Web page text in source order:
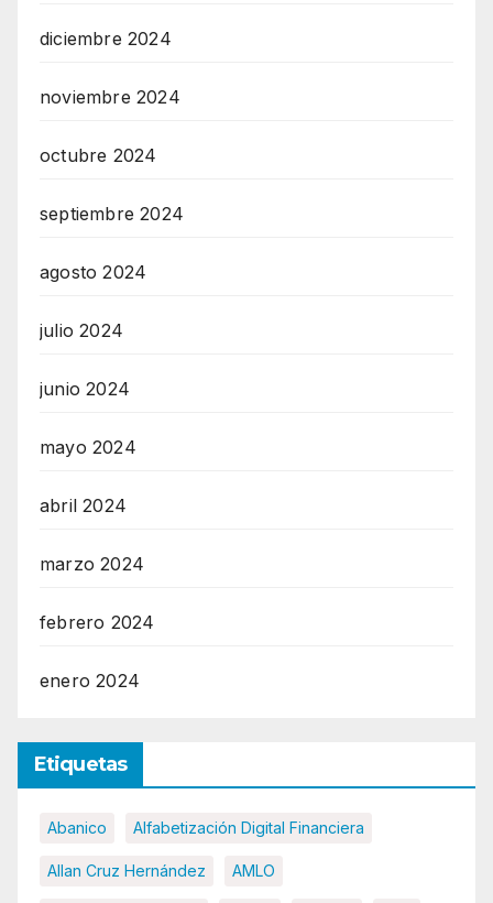
diciembre 2024
noviembre 2024
octubre 2024
septiembre 2024
agosto 2024
julio 2024
junio 2024
mayo 2024
abril 2024
marzo 2024
febrero 2024
enero 2024
Etiquetas
Abanico Alfabetización Digital Financiera
Allan Cruz Hernández AMLO